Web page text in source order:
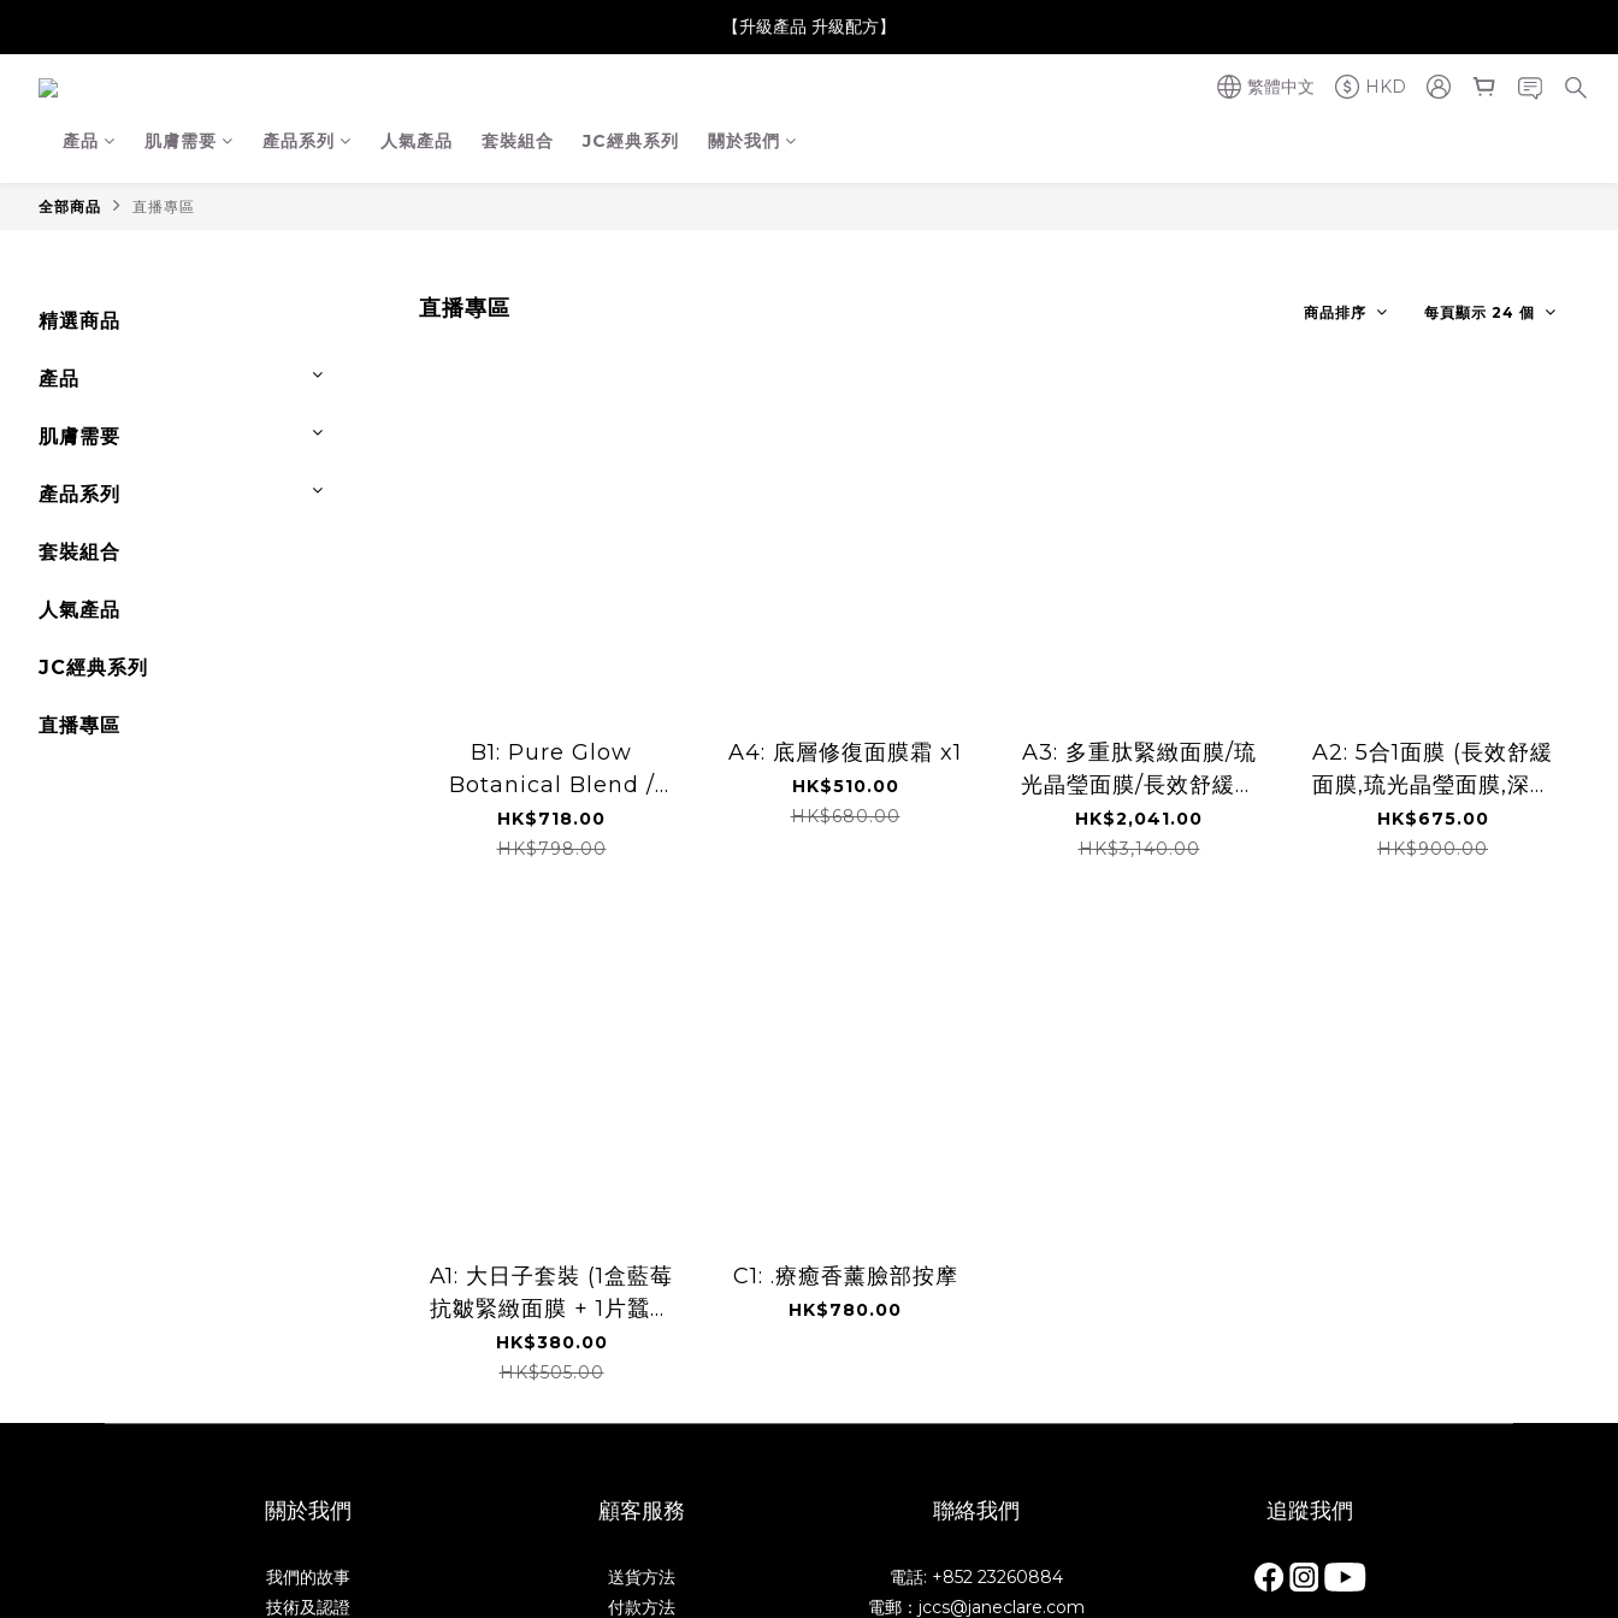
【JaneClare 康膚薈在iida Award Milan 2024 Professional Award 勇奪金獎】
【升級產品 升級配方】
繁體中文 HKD
產品 肌膚需要 產品系列 人氣產品 套裝組合 JC經典系列 關於我們
全部商品 直播專區
精選商品
產品
肌膚需要
產品系列
套裝組合
人氣產品
JC經典系列
直播專區
直播專區 商品排序 每頁顯示 24 個
B1: Pure Glow
Botanical Blend /
Gut Biome
Botanical Blend
HK$718.00
HK$798.00
A4: 底層修復面膜霜 x1
HK$510.00
HK$680.00
A3: 多重肽緊緻面膜/琉
光晶瑩面膜/長效舒緩面
膜 任何三盒面膜
HK$2,041.00
HK$3,140.00
A2: 5合1面膜 (長效舒緩
面膜,琉光晶瑩面膜,深層
補水面膜,煥采亮肌面膜,
多重肽緊緻面膜 (各一
HK$675.00
HK$900.00
A1: 大日子套裝 (1盒藍莓
抗皺緊緻面膜 + 1片蠶絲
亮白保濕面膜)
HK$380.00
HK$505.00
C1: .療癒香薰臉部按摩
HK$780.00
關於我們
我們的故事
技術及認證
顧客服務
送貨方法
付款方法
聯絡我們
電話: +852 23260884
電郵：jccs@janeclare.com
追蹤我們